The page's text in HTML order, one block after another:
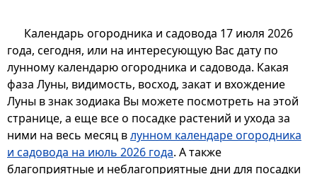
Календарь огородника и садовода 17 июля 2026
года, сегодня, или на интересующую Вас дату по
лунному календарю огородника и садовода. Какая
фаза Луны, видимость, восход, закат и вхождение
Луны в знак зодиака Вы можете посмотреть на этой
странице, а еще все о посадке растений и ухода за
ними на весь месяц влунном календаре огородника
и садовода на июль 2026 года. А также
благоприятные и неблагоприятные дни для посадки